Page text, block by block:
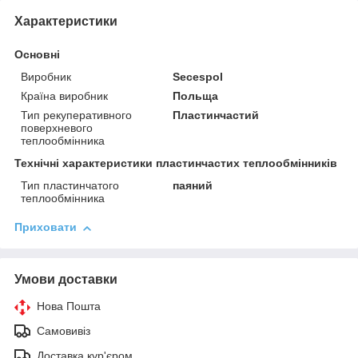
Характеристики
Основні
Виробник
Secespol
Країна виробник
Польща
Тип рекуперативного
поверхневого
теплообмінника
Пластинчастий
Технічні характеристики пластинчастих теплообмінників
Тип пластинчатого
теплообмінника
паяний
Приховати
Умови доставки
Нова Пошта
Самовивіз